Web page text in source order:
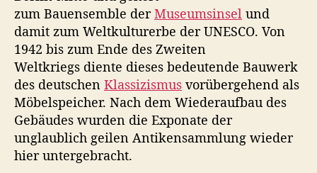
zum Bauensemble derMuseumsinsel und
damit zum Weltkulturerbe der UNESCO. Von
1942 bis zum Ende des Zweiten
Weltkriegs diente dieses bedeutende Bauwerk
des deutschen Klassizismus vorübergehend als
Möbelspeicher. Nach dem Wiederaufbau des
Gebäudes wurden die Exponate der
unglaublich geilen Antikensammlung wieder
hier untergebracht.